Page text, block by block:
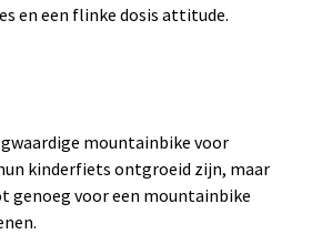
en een flinke dosis attitude.
mountainbike voor
kinderfiets ontgroeid zijn, maar
genoeg voor een mountainbike